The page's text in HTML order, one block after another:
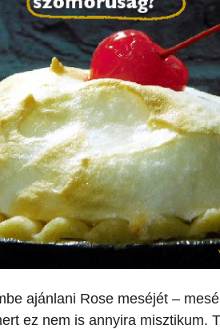
ajánlani Rose meséjét –
ez nem is annyira misztikum.